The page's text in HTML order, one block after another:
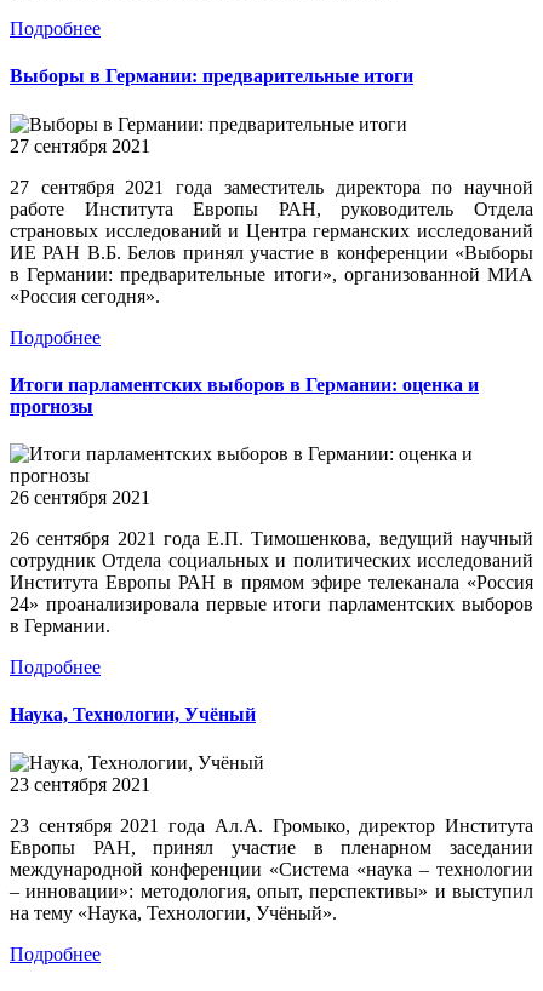
Подробнее
Выборы в Германии: предварительные итоги
27 сентября 2021
27 сентября 2021 года заместитель директора по научной
работе Института Европы РАН, руководитель Отдела
страновых исследований и Центра германских исследований
ИЕ РАН В.Б. Белов принял участие в конференции «Выборы
в Германии: предварительные итоги», организованной МИА
«Россия сегодня».
Подробнее
Итоги парламентских выборов в Германии: оценка и
прогнозы
26 сентября 2021
26 сентября 2021 года Е.П. Тимошенкова, ведущий научный
сотрудник Отдела социальных и политических исследований
Института Европы РАН в прямом эфире телеканала «Россия
24» проанализировала первые итоги парламентских выборов
в Германии.
Подробнее
Наука, Технологии, Учёный
23 сентября 2021
23 сентября 2021 года Ал.А. Громыко, директор Института
Европы РАН, принял участие в пленарном заседании
международной конференции «Система «наука – технологии
– инновации»: методология, опыт, перспективы» и выступил
на тему «Наука, Технологии, Учёный».
Подробнее